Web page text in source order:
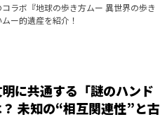
ラボ『地球の歩き方ムー 異世界の歩き
ー的遺産を紹介！
に共通する「謎のハンド
未知の“相互関連性”と古